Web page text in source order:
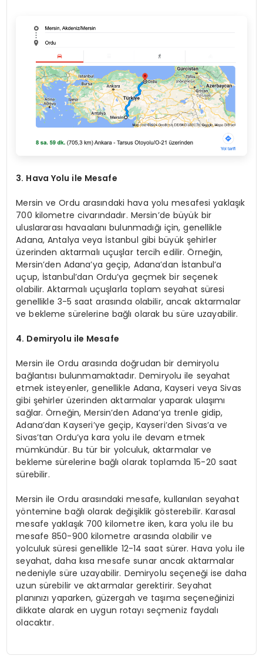
3. Hava Yolu ile Mesafe
Mersin ve Ordu arasındaki hava yolu mesafesi yaklaşık
700 kilometre civarındadır. Mersin’de büyük bir
uluslararası havaalanı bulunmadığı için, genellikle
Adana, Antalya veya İstanbul gibi büyük şehirler
üzerinden aktarmalı uçuşlar tercih edilir. Örneğin,
Mersin’den Adana’ya geçip, Adana’dan İstanbul’a
uçup, İstanbul’dan Ordu’ya geçmek bir seçenek
olabilir. Aktarmalı uçuşlarla toplam seyahat süresi
genellikle 3-5 saat arasında olabilir, ancak aktarmalar
ve bekleme sürelerine bağlı olarak bu süre uzayabilir.
4. Demiryolu ile Mesafe
Mersin ile Ordu arasında doğrudan bir demiryolu
bağlantısı bulunmamaktadır. Demiryolu ile seyahat
etmek isteyenler, genellikle Adana, Kayseri veya Sivas
gibi şehirler üzerinden aktarmalar yaparak ulaşımı
sağlar. Örneğin, Mersin’den Adana’ya trenle gidip,
Adana’dan Kayseri’ye geçip, Kayseri’den Sivas’a ve
Sivas’tan Ordu’ya kara yolu ile devam etmek
mümkündür. Bu tür bir yolculuk, aktarmalar ve
bekleme sürelerine bağlı olarak toplamda 15-20 saat
sürebilir.
Mersin ile Ordu arasındaki mesafe, kullanılan seyahat
yöntemine bağlı olarak değişiklik gösterebilir. Karasal
mesafe yaklaşık 700 kilometre iken, kara yolu ile bu
mesafe 850-900 kilometre arasında olabilir ve
yolculuk süresi genellikle 12-14 saat sürer. Hava yolu ile
seyahat, daha kısa mesafe sunar ancak aktarmalar
nedeniyle süre uzayabilir. Demiryolu seçeneği ise daha
uzun sürebilir ve aktarmalar gerektirir. Seyahat
planınızı yaparken, güzergah ve taşıma seçeneğinizi
dikkate alarak en uygun rotayı seçmeniz faydalı
olacaktır.